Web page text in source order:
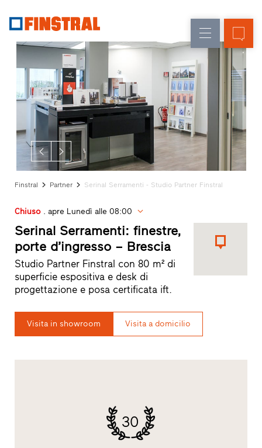
Finestre
Porte
d’ingresso
Pareti
vetrate
Sostituzione
Nuova
costruzione
Realizzazioni
Servizi
per
il
progettista
Programma
per
Partner
Finstral
rivenditori
rapidi
Finstral Partner Serinal Serramenti - Studio Partner Finstral
Chiuso. apre Lunedì alle 08:00
Serinal Serramenti: finestre,
porte d’ingresso – Brescia
Studio Partner Finstral con 80 m² di
superficie espositiva e desk di
progettazione e posa certificata ift.
Visita in showroom Visita a domicilio
30